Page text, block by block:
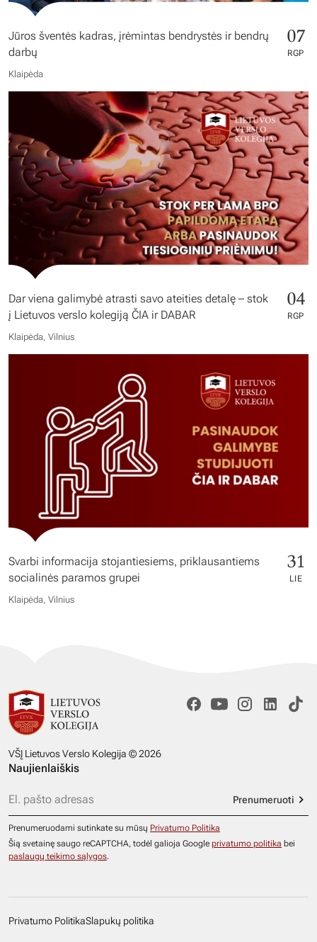
Jūros šventės kadras, įrėmintas bendrystės ir bendrų
darbų
07
RGP
Klaipėda
Dar viena galimybė atrasti savo ateities detalę – stok
į Lietuvos verslo kolegiją ČIA ir DABAR
04
RGP
Klaipėda, Vilnius
Svarbi informacija stojantiesiems, priklausantiems
socialinės paramos grupei
31
LIE
Klaipėda, Vilnius
VŠĮ Lietuvos Verslo Kolegija © 2026
Naujienlaiškis
Prenumeruoti
Prenumeruodami sutinkate su mūsų Privatumo Politika
Šią svetainę saugo reCAPTCHA, todėl galioja Google privatumo politika bei
paslaugų teikimo sąlygos.
Privatumo PolitikaSlapukų politika